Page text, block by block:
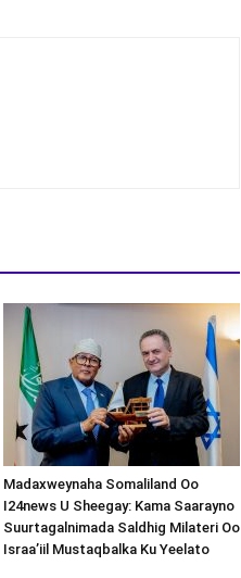
Madaxweynaha Somaliland Oo
I24news U Sheegay: Kama Saarayno
Suurtagalnimada Saldhig Milateri Oo
Israa’iil Mustaqbalka Ku Yeelato